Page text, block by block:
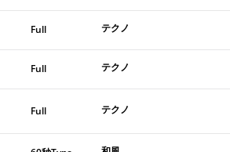
Full テクノ
Full テクノ
Full テクノ